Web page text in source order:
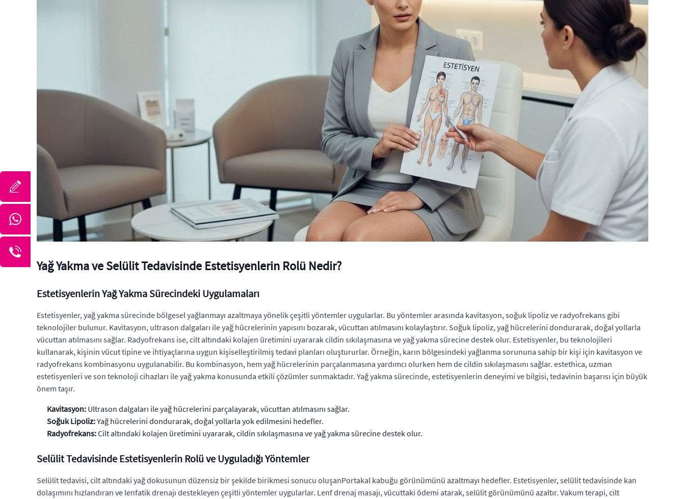
Yağ Yakma ve Selülit Tedavisinde Estetisyenlerin Rolü Nedir?
Estetisyenlerin Yağ Yakma Sürecindeki Uygulamaları
Estetisyenler, yağ yakma sürecinde bölgesel yağlanmayı azaltmaya yönelik çeşitli yöntemler uygularlar. Bu yöntemler arasında kavitasyon, soğuk lipoliz ve radyofrekans gibi
teknolojiler bulunur. Kavitasyon, ultrason dalgaları ile yağ hücrelerinin yapısını bozarak, vücuttan atılmasını kolaylaştırır. Soğuk lipoliz, yağ hücrelerini dondurarak, doğal yollarla
vücuttan atılmasını sağlar. Radyofrekans ise, cilt altındaki kolajen üretimini uyararak cildin sıkılaşmasına ve yağ yakma sürecine destek olur. Estetisyenler, bu teknolojileri
kullanarak, kişinin vücut tipine ve ihtiyaçlarına uygun kişiselleştirilmiş tedavi planları oluştururlar. Örneğin, karın bölgesindeki yağlanma sorununa sahip bir kişi için kavitasyon ve
radyofrekans kombinasyonu uygulanabilir. Bu kombinasyon, hem yağ hücrelerinin parçalanmasına yardımcı olurken hem de cildin sıkılaşmasını sağlar. estethica, uzman
estetisyenleri ve son teknoloji cihazları ile yağ yakma konusunda etkili çözümler sunmaktadır. Yağ yakma sürecinde, estetisyenlerin deneyimi ve bilgisi, tedavinin başarısı için büyük
önem taşır.
Kavitasyon: Ultrason dalgaları ile yağ hücrelerini parçalayarak, vücuttan atılmasını sağlar.
Soğuk Lipoliz:Yağ hücrelerini dondurarak, doğal yollarla yok edilmesini hedefler.
Radyofrekans:Cilt altındaki kolajen üretimini uyararak, cildin sıkılaşmasına ve yağ yakma sürecine destek olur.
Selülit Tedavisinde Estetisyenlerin Rolü ve Uyguladığı Yöntemler
Selülit tedavisi, cilt altındaki yağ dokusunun düzensiz bir şekilde birikmesi sonucu oluşanPortakal kabuğu görünümünü azaltmayı hedefler. Estetisyenler, selülit tedavisinde kan
dolaşımını hızlandıran ve lenfatik drenajı destekleyen çeşitli yöntemler uygularlar. Lenf drenaj masajı, vücuttaki ödemi atarak, selülit görünümünü azaltır. Vakum terapi, cilt